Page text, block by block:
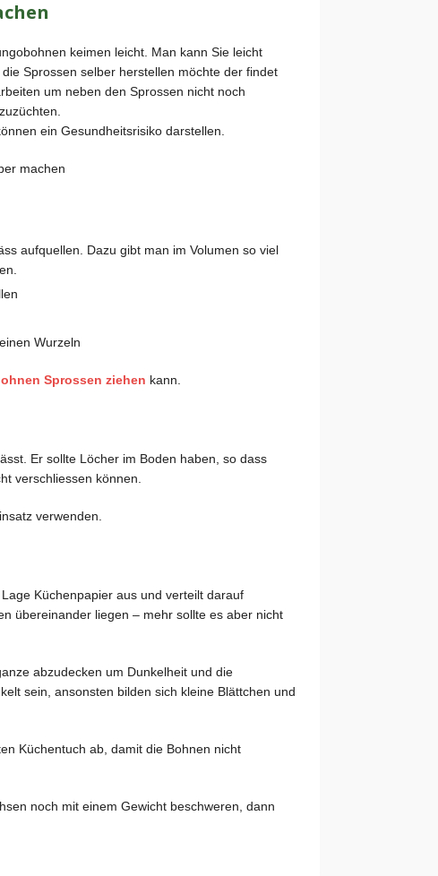
keimen leicht. Man kann Sie leicht
Sprossen selber herstellen möchte der findet
um neben den Sprossen nicht noch
ein Gesundheitsrisiko darstellen.
aufquellen. Dazu gibt man im Volumen so viel
Wurzeln
Sprossen ziehen kann.
Er sollte Löcher im Boden haben, so dass
verschliessen können.
verwenden.
Küchenpapier aus und verteilt darauf
übereinander liegen – mehr sollte es aber nicht
abzudecken um Dunkelheit und die
sein, ansonsten bilden sich kleine Blättchen und
Küchentuch ab, damit die Bohnen nicht
noch mit einem Gewicht beschweren, dann